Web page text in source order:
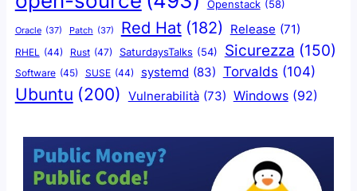
Openstack (58)
Oracle (37) Patch (37) Red Hat (182) Release (71)
RHEL (44) Rust (47) SaturdaysTalks (54) Sicurezza (150)
Software (45) SUSE (44) systemd (83) Torvalds (104)
Ubuntu (200) Vulnerabilità (73) Windows (92)